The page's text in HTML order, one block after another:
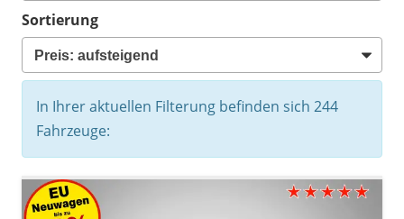
Sortierung
In Ihrer aktuellen Filterung befinden sich 244
Fahrzeuge: